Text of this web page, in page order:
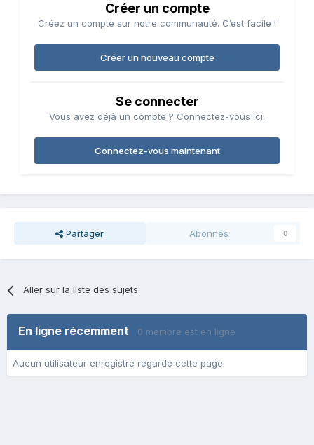
Créer un compte
Créez un compte sur notre communauté. C’est facile !
Créer un nouveau compte
Se connecter
Vous avez déjà un compte ? Connectez-vous ici.
Connectez-vous maintenant
Partager Abonnés 0
Aller sur la liste des sujets
En ligne récemment 0 membre est en ligne
Aucun utilisateur enregistré regarde cette page.